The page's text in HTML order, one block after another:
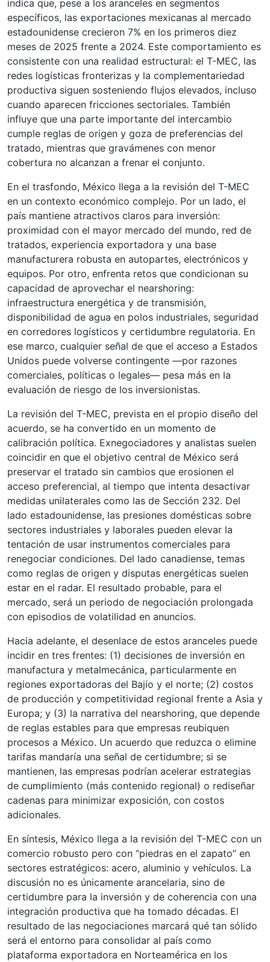
indica que, pese a los aranceles en segmentos
específicos, las exportaciones mexicanas al mercado
estadounidense crecieron 7% en los primeros diez
meses de 2025 frente a 2024. Este comportamiento es
consistente con una realidad estructural: el T-MEC, las
redes logísticas fronterizas y la complementariedad
productiva siguen sosteniendo flujos elevados, incluso
cuando aparecen fricciones sectoriales. También
influye que una parte importante del intercambio
cumple reglas de origen y goza de preferencias del
tratado, mientras que gravámenes con menor
cobertura no alcanzan a frenar el conjunto.
En el trasfondo, México llega a la revisión del T-MEC
en un contexto económico complejo. Por un lado, el
país mantiene atractivos claros para inversión:
proximidad con el mayor mercado del mundo, red de
tratados, experiencia exportadora y una base
manufacturera robusta en autopartes, electrónicos y
equipos. Por otro, enfrenta retos que condicionan su
capacidad de aprovechar el nearshoring:
infraestructura energética y de transmisión,
disponibilidad de agua en polos industriales, seguridad
en corredores logísticos y certidumbre regulatoria. En
ese marco, cualquier señal de que el acceso a Estados
Unidos puede volverse contingente —por razones
comerciales, políticas o legales— pesa más en la
evaluación de riesgo de los inversionistas.
La revisión del T-MEC, prevista en el propio diseño del
acuerdo, se ha convertido en un momento de
calibración política. Exnegociadores y analistas suelen
coincidir en que el objetivo central de México será
preservar el tratado sin cambios que erosionen el
acceso preferencial, al tiempo que intenta desactivar
medidas unilaterales como las de Sección 232. Del
lado estadounidense, las presiones domésticas sobre
sectores industriales y laborales pueden elevar la
tentación de usar instrumentos comerciales para
renegociar condiciones. Del lado canadiense, temas
como reglas de origen y disputas energéticas suelen
estar en el radar. El resultado probable, para el
mercado, será un periodo de negociación prolongada
con episodios de volatilidad en anuncios.
Hacia adelante, el desenlace de estos aranceles puede
incidir en tres frentes: (1) decisiones de inversión en
manufactura y metalmecánica, particularmente en
regiones exportadoras del Bajío y el norte; (2) costos
de producción y competitividad regional frente a Asia y
Europa; y (3) la narrativa del nearshoring, que depende
de reglas estables para que empresas reubiquen
procesos a México. Un acuerdo que reduzca o elimine
tarifas mandaría una señal de certidumbre; si se
mantienen, las empresas podrían acelerar estrategias
de cumplimiento (más contenido regional) o rediseñar
cadenas para minimizar exposición, con costos
adicionales.
En síntesis, México llega a la revisión del T-MEC con un
comercio robusto pero con “piedras en el zapato” en
sectores estratégicos: acero, aluminio y vehículos. La
discusión no es únicamente arancelaria, sino de
certidumbre para la inversión y de coherencia con una
integración productiva que ha tomado décadas. El
resultado de las negociaciones marcará qué tan sólido
será el entorno para consolidar al país como
plataforma exportadora en Norteamérica en los